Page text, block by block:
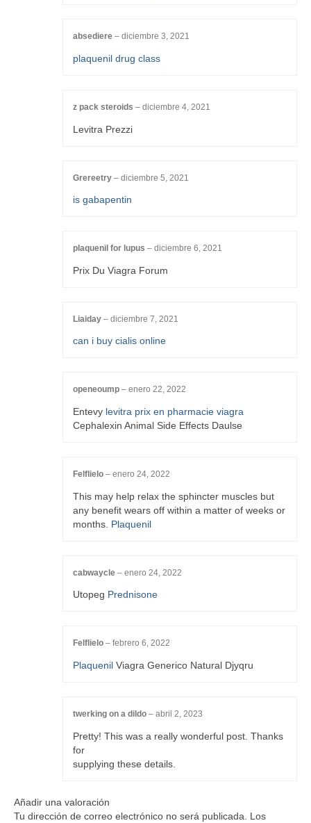
absediere – diciembre 3, 2021
plaquenil drug class
z pack steroids – diciembre 4, 2021
Levitra Prezzi
Grereetry – diciembre 5, 2021
is gabapentin
plaquenil for lupus – diciembre 6, 2021
Prix Du Viagra Forum
Liaiday – diciembre 7, 2021
can i buy cialis online
openeoump – enero 22, 2022
Entevy levitra prix en pharmacie viagra
Cephalexin Animal Side Effects Daulse
Felflielo – enero 24, 2022
This may help relax the sphincter muscles but
any benefit wears off within a matter of weeks or
months. Plaquenil
cabwaycle – enero 24, 2022
Utopeg Prednisone
Felflielo – febrero 6, 2022
Plaquenil Viagra Generico Natural Djyqru
twerking on a dildo – abril 2, 2023
Pretty! This was a really wonderful post. Thanks
for
supplying these details.
Añadir una valoración
Tu dirección de correo electrónico no será publicada.
Los